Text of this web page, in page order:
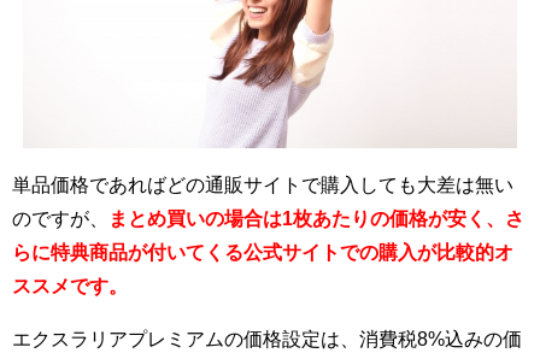
単品価格であればどの通販サイトで購入しても大差は無い
のですが、
まとめ買いの場合は1枚あたりの価格が安く、さ
らに特典商品が付いてくる公式サイトでの購入が比較的オ
ススメです。
エクスラリアプレミアムの価格設定は、消費税8%込みの価